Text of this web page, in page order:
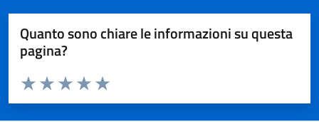
Quanto sono chiare le informazioni su questa
pagina?
Valuta da 1 a 5 stelle la pagina
Valuta 5 stelle su 5
Valuta 4 stelle su 5
Valuta 3 stelle su 5
Valuta 2 stelle su 5
Valuta 1 stelle su 5